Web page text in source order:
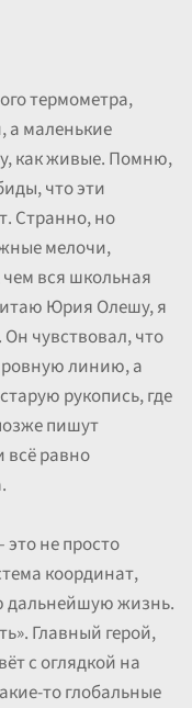
термометра,
а маленькие
как живые. Помню,
что эти
Странно, но
мелочи,
вся школьная
Юрия Олешу, я
чувствовал, что
ровную линию, а
рукопись, где
пишут
всё равно
не просто
координат,
дальнейшую жизнь.
Главный герой,
с оглядкой на
то глобальные